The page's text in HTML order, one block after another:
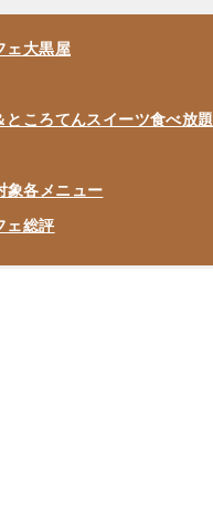
ェ大黒屋
ところてんスイーツ食べ放題
象各メニュー
ェ総評